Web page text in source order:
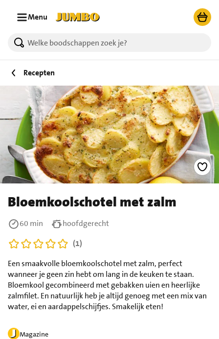
Menu
Recepten
Bloemkoolschotel met zalm
Magazine
Een smaakvolle bloemkoolschotel met zalm, perfect
wanneer je geen zin hebt om lang in de keuken te staan.
Bloemkool gecombineerd met gebakken uien en heerlijke
zalmfilet. En natuurlijk heb je altijd genoeg met een mix van
water, ei en aardappelschijfjes. Smakelijk eten!
60 min
hoofdgerecht
(1)